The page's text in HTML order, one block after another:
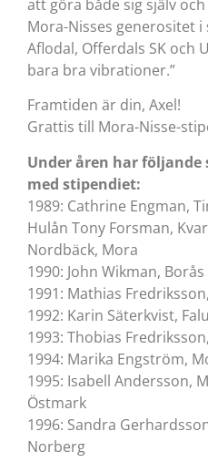
att göra både sig själv
Mora-Nisses generositet
Aflodal, Offerdals SK och
bara bra vibrationer.”
Framtiden är din, Axel!
Grattis till Mora-Nisse-
Under åren har
med stipendiet:
1989: Cathrine Engman,
Hulån Tony Forsman,
Nordbäck, Mora
1990: John Wikman, Borås
1991: Mathias
1992: Karin Säterkvist,
1993: Thobias
1994: Marika Engström,
1995: Isabell Andersson,
Östmark
1996: Sandra
Norberg